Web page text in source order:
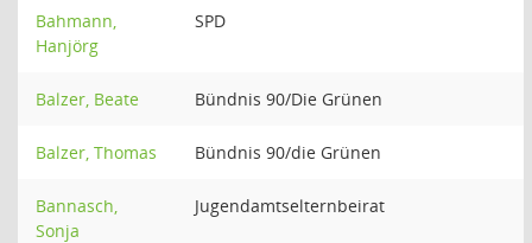
Bahmann,
Hanjörg
SPD
Balzer, Beate Bündnis 90/Die Grünen
Balzer, Thomas Bündnis 90/die Grünen
Bannasch,
Sonja
Jugendamtselternbeirat